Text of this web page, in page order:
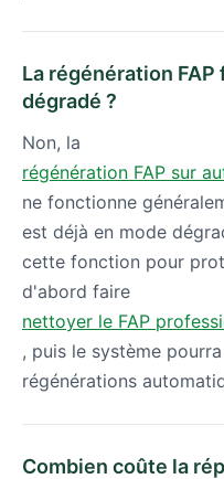
La régénération
dégradé ?
Non, la
régénération FAP sur
ne fonctionne
est déjà en mode
cette fonction pour
d'abord faire
nettoyer le FAP
, puis le système
régénérations
Combien coûte la